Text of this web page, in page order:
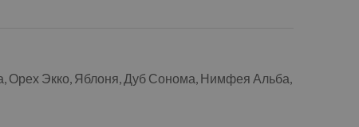
Орех Экко, Яблоня, Дуб Сонома, Нимфея Альба,